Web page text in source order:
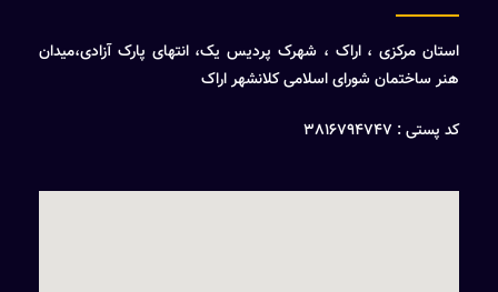
استان مرکزی ، اراک ، شهرک پردیس یک، انتهای پارک آزادی،میدان
هنر ساختمان شورای اسلامی کلانشهر اراک
کد پستی : 3816794747